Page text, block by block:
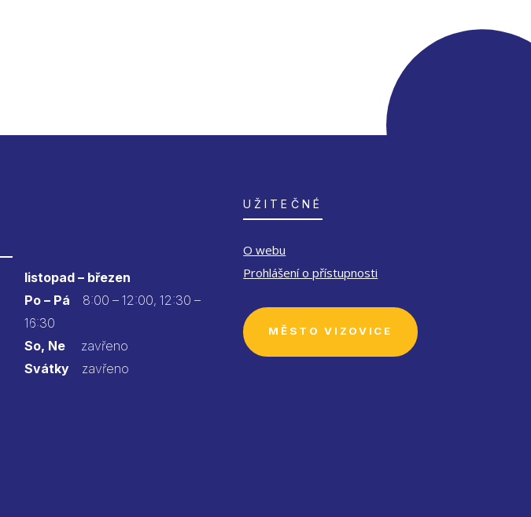
listopad – březen
Po – Pá 8:00 – 12:00, 12:30 –
16:30
So, Nezavřeno
Svátkyzavřeno
UŽITEČNÉ
O webu
Prohlášení o přístupnosti
MĚSTO VIZOVICE